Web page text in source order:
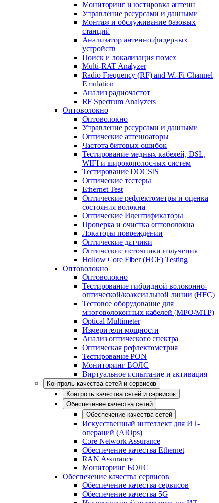
Мониторинг и юстировка антенн
Управление ресурсами и данными
Монтаж и обслуживание базовых
станций
Анализатор антенно-фидерных
устройств
Поиск и локализация помех
Multi-RAT Analyzer
Radio Frequency (RF) and Wi-Fi Channel
Emulation
Анализ радиочастот
RF Spectrum Analyzers
Оптоволокно
Оптоволокно
Управление ресурсами и данными
Оптические aттенюаторы
Частота битовых ошибок
Тестирование медных кабелей, DSL,
WIFI и широкополосных систем
Тестирование DOCSIS
Оптические тестеры
Ethernet Test
Оптические рефлектометры и оценка
состояния волокна
Оптические Идентификаторы
Проверка и очистка оптоволокна
Локаторы повреждений
Оптические датчики
Оптические источники излучения
Hollow Core Fiber (HCF) Testing
Оптоволокно
Оптоволокно
Тестирование гибридной волоконно-
оптической/коаксиальной линии (HFC)
Тестовое оборудование для
многоволоконных кабелей (MPO/MTP)
Optical Multimeter
Измерители мощности
Анализ оптического спектра
Оптическая рефлектометрия
Тестирование PON
Мониторинг ВОЛС
Виртуальное испытание и активация
Контроль качества сетей и сервисов
Контроль качества сетей и сервисов
Обеспечение качества сетей
Обеспечение качества сетей
Искусственный интеллект для ИТ-
операций (AIOps)
Core Network Assurance
Обеспечение качества Ethernet
RAN Assurance
Мониторинг ВОЛС
Обеспечение качества сервисов
Обеспечение качества сервисов
Обеспечение качества 5G